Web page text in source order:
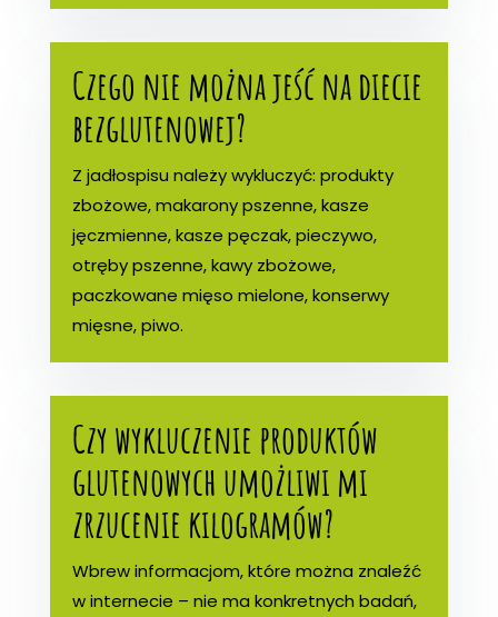
Czego nie można jeść na diecie
bezglutenowej?
Z jadłospisu należy wykluczyć: produkty
zbożowe, makarony pszenne, kasze
jęczmienne, kasze pęczak, pieczywo,
otręby pszenne, kawy zbożowe,
paczkowane mięso mielone, konserwy
mięsne, piwo.
Czy wykluczenie produktów
glutenowych umożliwi mi
zrzucenie kilogramów?
Wbrew informacjom, które można znaleźć
w internecie – nie ma konkretnych badań,